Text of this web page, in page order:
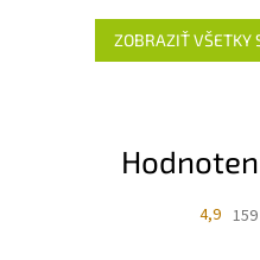
ZOBRAZIŤ VŠETKY
4,9